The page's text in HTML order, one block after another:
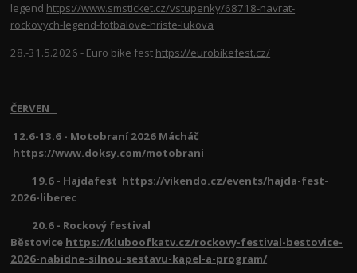
legend https://www.smsticket.cz/vstupenky/68718-navrat-
rockovych-legend-fotbalove-hriste-lukova
28.-31.5.2026 - Euro bike fest https://eurobikefest.cz/
ČERVEN
12.6-13.6 - Motobraní 2026 Mácháč
https://www.doksy.com/motobrani
19.6 - Hajdafest https://vikendo.cz/events/hajda-fest-
2026-liberec
20.6 - Rockový festival
Běstovice https://kluboofkatv.cz/rockovy-festival-bestovice-
2026-nabidne-silnou-sestavu-kapel-a-program/